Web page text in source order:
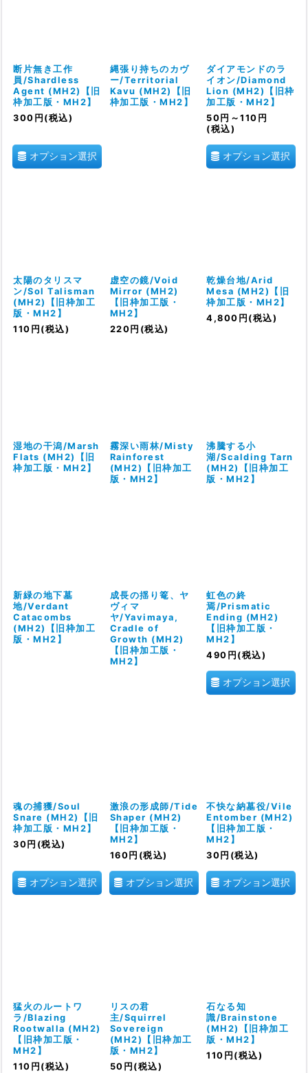
断片無き工作
員/Shardless
Agent (MH2)【旧
枠加工版・MH2】
300 円 (税込)
オプション選択
縄張り持ちのカヴ
ー/Territorial
Kavu (MH2)【旧
枠加工版・MH2】
ダイアモンドのラ
イオン/Diamond
Lion (MH2)【旧枠
加工版・MH2】
50 円 ～110 円
(税込)
オプション選択
太陽のタリスマ
ン/Sol Talisman
(MH2)【旧枠加工
版・MH2】
110 円 (税込)
虚空の鏡/Void
Mirror (MH2)
【旧枠加工版・
MH2】
220 円 (税込)
乾燥台地/Arid
Mesa (MH2)【旧
枠加工版・MH2】
4,800 円 (税込)
湿地の干潟/Marsh
Flats (MH2)【旧
枠加工版・MH2】
霧深い雨林/Misty
Rainforest
(MH2)【旧枠加工
版・MH2】
沸騰する小
湖/Scalding Tarn
(MH2)【旧枠加工
版・MH2】
新緑の地下墓
地/Verdant
Catacombs
(MH2)【旧枠加工
版・MH2】
成長の揺り篭、ヤ
ヴィマ
ヤ/Yavimaya,
Cradle of
Growth (MH2)
【旧枠加工版・
MH2】
虹色の終
焉/Prismatic
Ending (MH2)
【旧枠加工版・
MH2】
490 円 (税込)
オプション選択
魂の捕獲/Soul
Snare (MH2)【旧
枠加工版・MH2】
30 円 (税込)
オプション選択
激浪の形成師/Tide
Shaper (MH2)
【旧枠加工版・
MH2】
160 円 (税込)
オプション選択
不快な納墓役/Vile
Entomber (MH2)
【旧枠加工版・
MH2】
30 円 (税込)
オプション選択
猛火のルートワ
ラ/Blazing
Rootwalla (MH2)
【旧枠加工版・
MH2】
110 円 (税込)
リスの君
主/Squirrel
Sovereign
(MH2)【旧枠加工
版・MH2】
50 円 (税込)
石なる知
識/Brainstone
(MH2)【旧枠加工
版・MH2】
110 円 (税込)